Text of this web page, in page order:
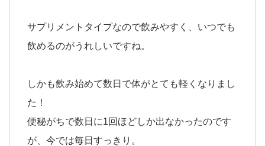
サプリメントタイプなので飲みやすく、いつでも
飲めるのがうれしいですね。
しかも飲み始めて数日で体がとても軽くなりまし
た！
便秘がちで数日に1回ほどしか出なかったのです
が、今では毎日すっきり。